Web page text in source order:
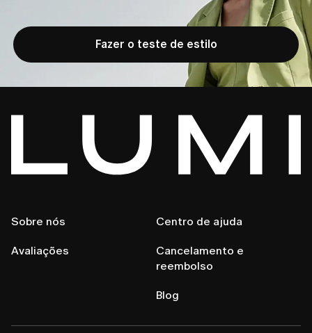
Fazer o teste de estilo
Sobre nós
Avaliações
Centro de ajuda
Cancelamento e
reembolso
Blog